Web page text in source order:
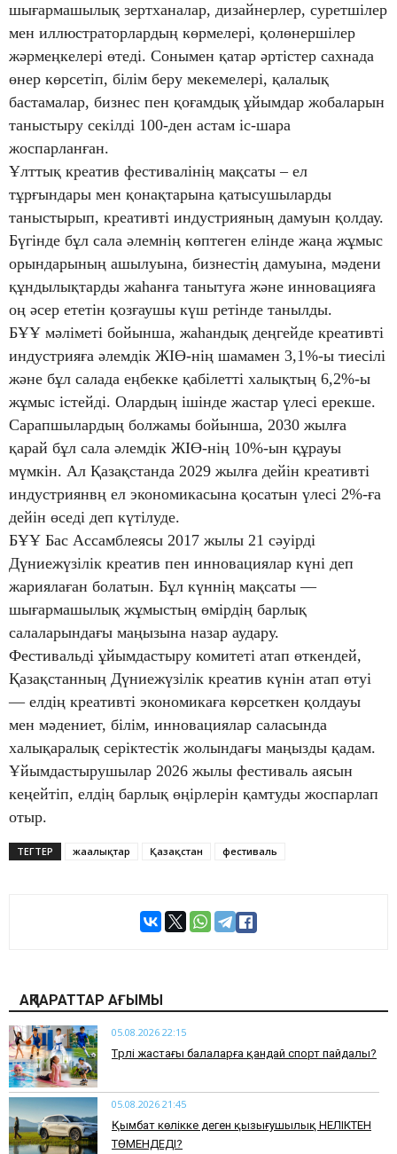
шығармашылық зертханалар, дизайнерлер, суретшілер
мен иллюстраторлардың көрмелері, қолөнершілер
жәрмеңкелері өтеді. Сонымен қатар әртістер сахнада
өнер көрсетіп, білім беру мекемелері, қалалық
бастамалар, бизнес пен қоғамдық ұйымдар жобаларын
таныстыру секілді 100-ден астам іс-шара
жоспарланған.
Ұлттық креатив фестивалінің мақсаты – ел
тұрғындары мен қонақтарына қатысушыларды
таныстырып, креативті индустрияның дамуын қолдау.
Бүгінде бұл сала әлемнің көптеген елінде жаңа жұмыс
орындарының ашылуына, бизнестің дамуына, мәдени
құндылықтарды жаһанға танытуға және инновацияға
оң әсер ететін қозғаушы күш ретінде танылды.
БҰҰ мәліметі бойынша, жаһандық деңгейде креативті
индустрияға әлемдік ЖІӨ-нің шамамен 3,1%-ы тиесілі
және бұл салада еңбекке қабілетті халықтың 6,2%-ы
жұмыс істейді. Олардың ішінде жастар үлесі ерекше.
Сарапшылардың болжамы бойынша, 2030 жылға
қарай бұл сала әлемдік ЖІӨ-нің 10%-ын құрауы
мүмкін. Ал Қазақстанда 2029 жылға дейін креативті
индустриянвң ел экономикасына қосатын үлесі 2%-ға
дейін өседі деп күтілуде.
БҰҰ Бас Ассамблеясы 2017 жылы 21 сәуірді
Дүниежүзілік креатив пен инновациялар күні деп
жариялаған болатын. Бұл күннің мақсаты —
шығармашылық жұмыстың өмірдің барлық
салаларындағы маңызына назар аудару.
Фестивальді ұйымдастыру комитеті атап өткендей,
Қазақстанның Дүниежүзілік креатив күнін атап өтуі
— елдің креативті экономикаға көрсеткен қолдауы
мен мәдениет, білім, инновациялар саласында
халықаралық серіктестік жолындағы маңызды қадам.
Ұйымдастырушылар 2026 жылы фестиваль аясын
кеңейтіп, елдің барлық өңірлерін қамтуды жоспарлап
отыр.
ТЕГТЕР жаңалықтар Қазақстан фестиваль
АҚПАРАТТАР АҒЫМЫ
05.08.2026 22:15
​Түрлі жастағы балаларға қандай спорт пайдалы?
05.08.2026 21:45
Қымбат көлікке деген қызығушылық НЕЛІКТЕН
ТӨМЕНДЕДІ?